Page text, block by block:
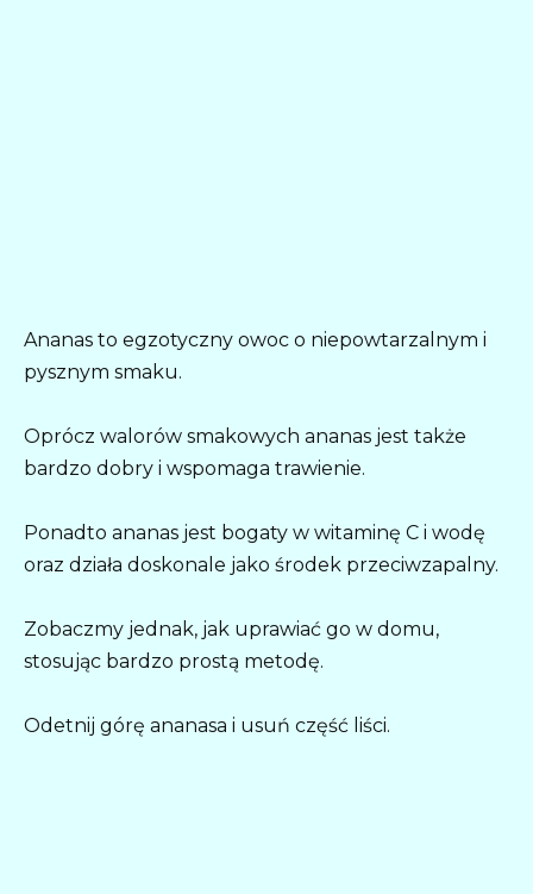
Ananas to egzotyczny owoc o niepowtarzalnym i
pysznym smaku.
Oprócz walorów smakowych ananas jest także
bardzo dobry i wspomaga trawienie.
Ponadto ananas jest bogaty w witaminę C i wodę
oraz działa doskonale jako środek przeciwzapalny.
Zobaczmy jednak, jak uprawiać go w domu,
stosując bardzo prostą metodę.
Odetnij górę ananasa i usuń część liści.